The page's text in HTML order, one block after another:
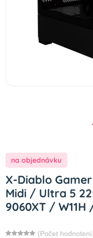
na objednávku
X-Diablo
Midi / Ultra 5
9060XT / W11H
(Počet